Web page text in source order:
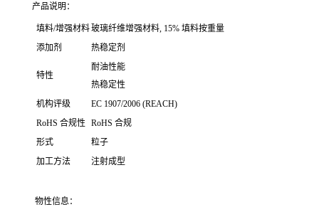
产品说明：
填料/增强材料玻璃纤维增强材料, 15% 填料按重量
添加剂
热稳定剂
特性
耐油性能
热稳定性
机构评级
EC 1907/2006 (REACH)
RoHS 合规性
RoHS 合规
形式
粒子
加工方法
注射成型
物性信息：